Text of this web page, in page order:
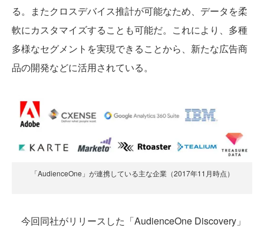
る。またクロスデバイス推計が可能なため、データを柔
軟にカスタマイズすることも可能だ。これにより、多種
多様なセグメントを実現できることから、新たな広告商
品の開発などに活用されている。
「AudienceOne」が連携している主な企業（2017年11月時点）
今回同社がリリースした「AudienceOne Discovery」